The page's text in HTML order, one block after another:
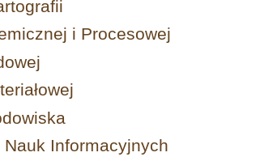
i Procesowej
Nauk Informacyjnych